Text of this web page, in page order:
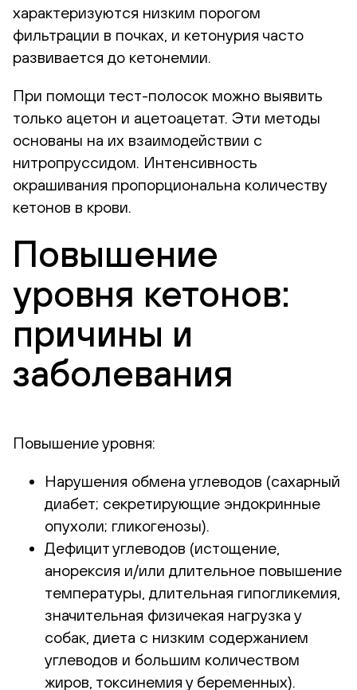
характеризуются низким порогом
фильтрации в почках, и кетонурия часто
развивается до кетонемии.
При помощи тест-полосок можно выявить
только ацетон и ацетоацетат. Эти методы
основаны на их взаимодействии с
нитропруссидом. Интенсивность
окрашивания пропорциональна количеству
кетонов в крови.
Повышение
уровня кетонов:
причины и
заболевания
Повышение уровня:
Нарушения обмена углеводов (сахарный
диабет; секретирующие эндокринные
опухоли; гликогенозы).
Дефицит углеводов (истощение,
анорексия и/или длительное повышение
температуры, длительная гипогликемия,
значительная физичекая нагрузка у
собак, диета с низким содержанием
углеводов и большим количеством
жиров, токсинемия у беременных).